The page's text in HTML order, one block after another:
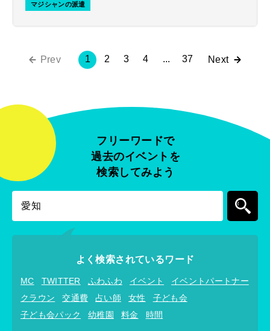
マジシャンの派遣
Prev 1 2 3 4 ... 37 Next
フリーワードで
過去のイベントを
検索してみよう
よく検索されているワード
MC TWITTER ふわふわ イベント
イベントパートナー
クラウン
交通費 占い師 女性
子ども会
子ども会パック
幼稚園 料金 時間